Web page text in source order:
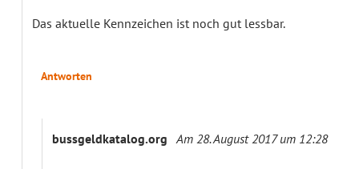
Das aktuelle Kennzeichen ist noch gut lessbar.
Antworten
bussgeldkatalog.org Am 28. August 2017 um 12:28